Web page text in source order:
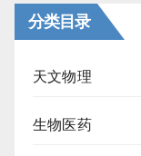
分类目录
天文物理
生物医药